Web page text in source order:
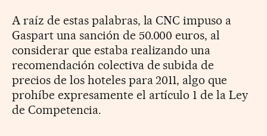
A raíz de estas palabras, la CNC impuso a
Gaspart una sanción de 50.000 euros, al
considerar que estaba realizando una
recomendación colectiva de subida de
precios de los hoteles para 2011, algo que
prohíbe expresamente el artículo 1 de la Ley
de Competencia.